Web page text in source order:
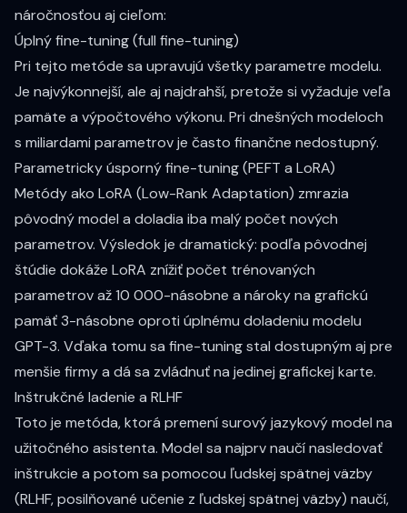
náročnosťou aj cieľom:
Úplný fine-tuning (full fine-tuning)
Pri tejto metóde sa upravujú všetky parametre modelu.
Je najvýkonnejší, ale aj najdrahší, pretože si vyžaduje veľa
pamäte a výpočtového výkonu. Pri dnešných modeloch
s miliardami parametrov je často finančne nedostupný.
Parametricky úsporný fine-tuning (PEFT a LoRA)
Metódy ako LoRA (Low-Rank Adaptation) zmrazia
pôvodný model a doladia iba malý počet nových
parametrov. Výsledok je dramatický: podľa pôvodnej
štúdie dokáže LoRA znížiť počet trénovaných
parametrovaž 10 000-násobne a nároky na grafickú
pamäť3-násobne oproti úplnému doladeniu modelu
GPT-3. Vďaka tomu sa fine-tuning stal dostupným aj pre
menšie firmy a dá sa zvládnuť na jedinej grafickej karte.
Inštrukčné ladenie a RLHF
Toto je metóda, ktorá premení surový jazykový model na
užitočného asistenta. Model sa najprv naučí nasledovať
inštrukcie a potom sa pomocou ľudskej spätnej väzby
(RLHF, posilňované učenie z ľudskej spätnej väzby) naučí,